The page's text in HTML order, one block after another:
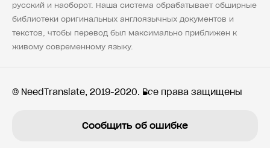
русский и наоборот. Наша система обрабатывает обширные
библиотеки оригинальных англоязычных документов и
текстов, чтобы перевод был максимально приближен к
живому современному языку.
© NeedTranslate, 2019-2020. Все права защищены
Сообщить об ошибке